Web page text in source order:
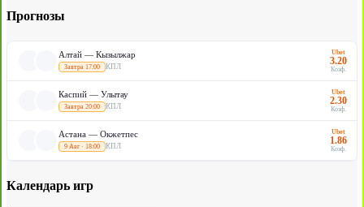
Прогнозы
Алтай — Кызылжар
Завтра 17:00 КПЛ
Ubet
3.20
Коэф.
Каспий — Улытау
Завтра 20:00 КПЛ
Ubet
2.30
Коэф.
Астана — Окжетпес
9 Авг · 18:00 КПЛ
Ubet
1.86
Коэф.
Календарь игр